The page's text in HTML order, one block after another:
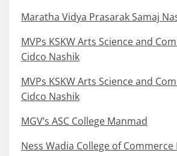
Maratha Vidya Prasarak Samaj
MVPs KSKW Arts Science and
Cidco Nashik
MVPs KSKW Arts Science and
Cidco Nashik
MGV’s ASC College Manmad
Ness Wadia College of Commerce